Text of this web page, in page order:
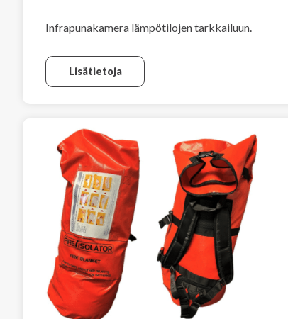
Infrapunakamera lämpötilojen tarkkailuun.
Lisätietoja